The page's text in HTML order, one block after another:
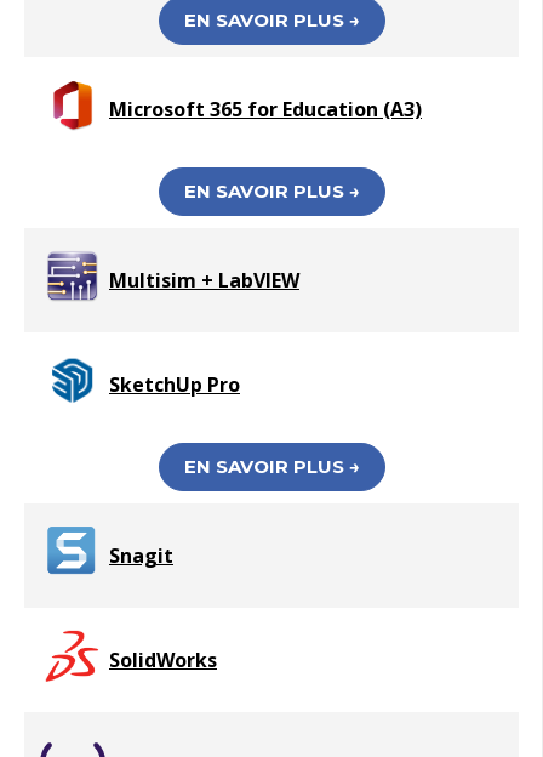
EN SAVOIR PLUS →
Microsoft 365 for Education (A3)
EN SAVOIR PLUS →
Multisim + LabVIEW
SketchUp Pro
EN SAVOIR PLUS →
Snagit
SolidWorks